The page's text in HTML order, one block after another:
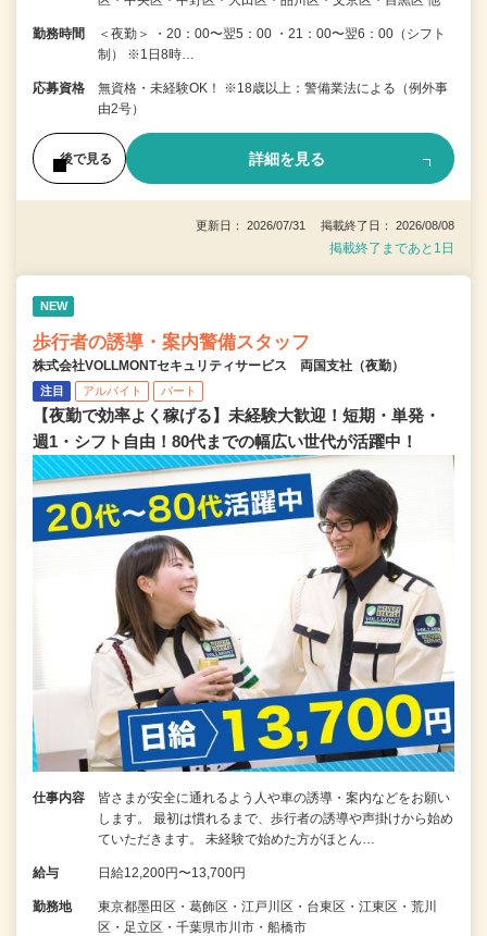
勤務時間
＜夜勤＞ ・20：00〜翌5：00 ・21：00〜翌6：00（シフト
制） ※1日8時…
応募資格
無資格・未経験OK！ ※18歳以上：警備業法による（例外事
由2号）
後で見る 詳細を見る
更新日： 2026/07/31 掲載終了日： 2026/08/08
掲載終了まであと1日
NEW
歩行者の誘導・案内警備スタッフ
株式会社VOLLMONTセキュリティサービス 両国支社（夜勤）
注目 アルバイト パート
【夜勤で効率よく稼げる】未経験大歓迎！短期・単発・
週1・シフト自由！80代までの幅広い世代が活躍中！
仕事内容
皆さまが安全に通れるよう人や車の誘導・案内などをお願い
します。 最初は慣れるまで、歩行者の誘導や声掛けから始め
ていただきます。 未経験で始めた方がほとん…
給与 日給12,200円〜13,700円
勤務地
東京都墨田区・葛飾区・江戸川区・台東区・江東区・荒川
区・足立区・千葉県市川市・船橋市